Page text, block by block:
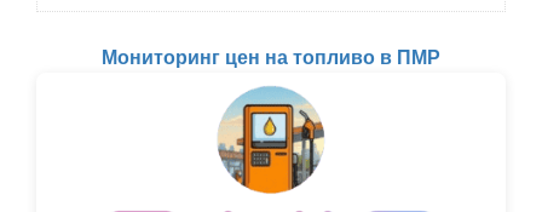
Мониторинг цен на топливо в ПМР